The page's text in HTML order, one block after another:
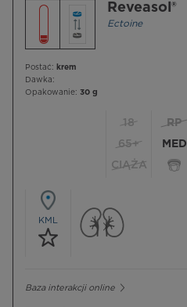
Reveasol®
Ectoine
Postać: krem
Dawka:
Opakowanie: 30 g
18
65+
CIĄŻA
RP
MED
KML
Baza interakcji online